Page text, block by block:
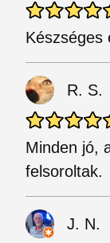
Készséges
R. S.
Minden jó,
felsoroltak.
J. N.